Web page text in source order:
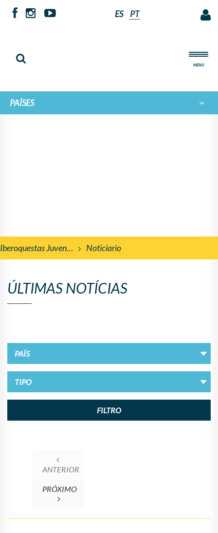
ES PT
MENU
PAÍSES
Iberoquestas Juveniles Noticiario
ÚLTIMAS NOTÍCIAS
FILTRO
ANTERIOR
PRÓXIMO